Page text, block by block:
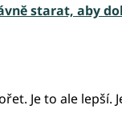
starat, aby
Je to ale lepší.